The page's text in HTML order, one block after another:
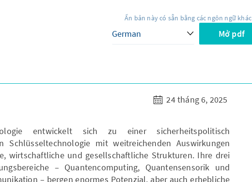
Ấn bản này có sẵn bằng các ngôn ngữ khác
Mở pdf
24 tháng 6, 2025
entwickelt sich zu einer sicherheitspolitisch
Schlüsseltechnologie mit weitreichenden Auswirkungen
wirtschaftliche und gesellschaftliche Strukturen. Ihre drei
– Quantencomputing, Quantensensorik und
– bergen enormes Potenzial, aber auch erhebliche